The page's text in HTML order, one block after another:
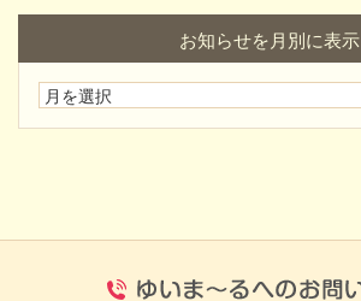
お知らせを月別に表示